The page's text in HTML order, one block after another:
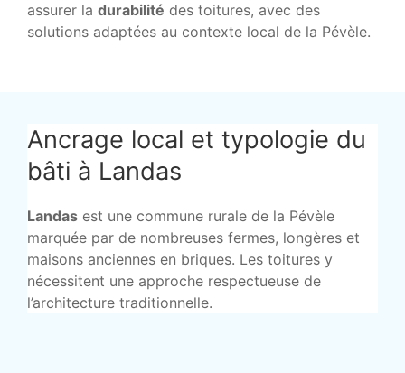
assurer la durabilité des toitures, avec des
solutions adaptées au contexte local de la Pévèle.
Ancrage local et typologie du
bâti à Landas
Landas est une commune rurale de la Pévèle
marquée par de nombreuses fermes, longères et
maisons anciennes en briques. Les toitures y
nécessitent une approche respectueuse de
l’architecture traditionnelle.